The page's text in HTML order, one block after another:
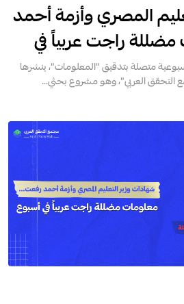
المصري وأزمة أحمد
راجت عربياً في
متصلة بتدقيق "المعلومات"، ينشرها